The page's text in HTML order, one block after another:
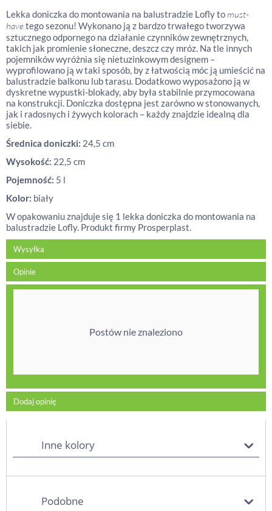
Lekka doniczka do montowania na balustradzie Lofly tomust-
havetego sezonu! Wykonano ją z bardzo trwałego tworzywa
sztucznego odpornego na działanie czynników zewnętrznych,
takich jak promienie słoneczne, deszcz czy mróz. Na tle innych
pojemników wyróżnia się nietuzinkowym designem –
wyprofilowano ją w taki sposób, by z łatwością móc ją umieścić na
balustradzie balkonu lub tarasu. Dodatkowo wyposażono ją w
dyskretne wypustki-blokady, aby była stabilnie przymocowana
na konstrukcji. Doniczka dostępna jest zarówno w stonowanych,
jak i radosnych i żywych kolorach – każdy znajdzie idealną dla
siebie.
Średnica doniczki: 24,5 cm
Wysokość: 22,5 cm
Pojemność: 5 l
Kolor: biały
W opakowaniu znajduje się 1 lekka doniczka do montowania na
balustradzie Lofly. Produkt firmy Prosperplast.
Wysyłka
Opinie
Postów nie znaleziono
Dodaj opinię
Inne kolory
Podobne